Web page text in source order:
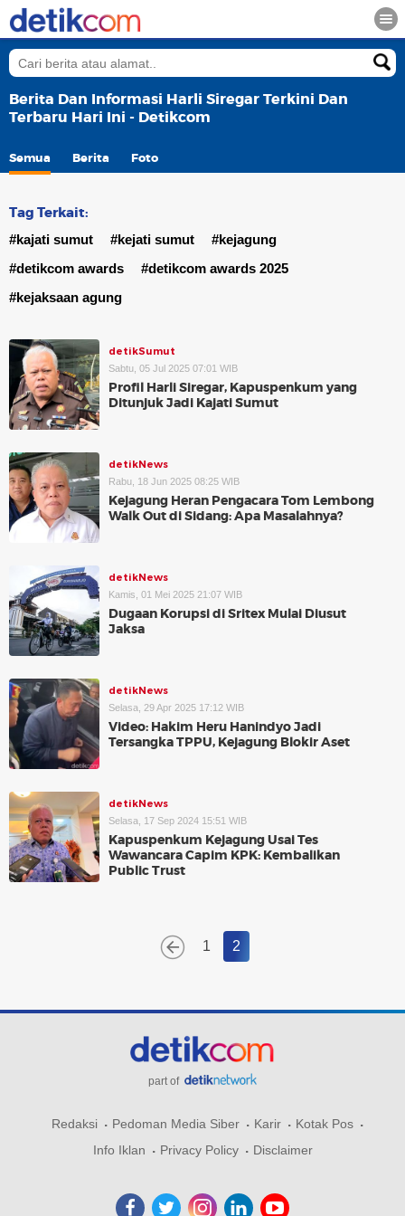
Berita Dan Informasi Harli Siregar Terkini Dan
Terbaru Hari Ini - Detikcom
Semua Berita Foto
Tag Terkait:
#kajati sumut #kejati sumut
#kejagung
#detikcom awards
#detikcom awards 2025
#kejaksaan agung
detikSumut
Sabtu, 05 Jul 2025 07:01 WIB
Profil Harli Siregar, Kapuspenkum yang
Ditunjuk Jadi Kajati Sumut
detikNews
Rabu, 18 Jun 2025 08:25 WIB
Kejagung Heran Pengacara Tom Lembong
Walk Out di Sidang: Apa Masalahnya?
detikNews
Kamis, 01 Mei 2025 21:07 WIB
Dugaan Korupsi di Sritex Mulai Diusut
Jaksa
detikNews
Selasa, 29 Apr 2025 17:12 WIB
Video: Hakim Heru Hanindyo Jadi
Tersangka TPPU, Kejagung Blokir Aset
detikNews
Selasa, 17 Sep 2024 15:51 WIB
Kapuspenkum Kejagung Usai Tes
Wawancara Capim KPK: Kembalikan
Public Trust
1 2
part of
Redaksi Pedoman Media Siber Karir
Kotak Pos
Info Iklan
Privacy Policy Disclaimer